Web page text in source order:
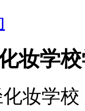
妆学
妆学校